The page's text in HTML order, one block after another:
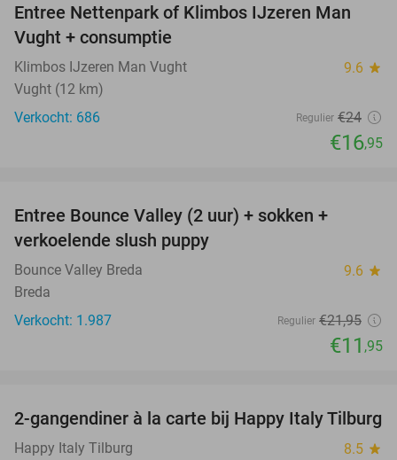
29%
Entree Nettenpark of Klimbos IJzeren Man
Vught + consumptie
Klimbos IJzeren Man Vught 9.6 star
Vught (12 km)
Verkocht: 686
Regulier €24
€16,95
Entree Bounce Valley (2 uur) + sokken +
verkoelende slush puppy
Bounce Valley Breda 9.6 star
Breda
Verkocht: 1.987
Regulier €21,95
€11 ,95
35%
2-gangendiner à la carte bij Happy Italy Tilburg
Happy Italy Tilburg 8.5 star